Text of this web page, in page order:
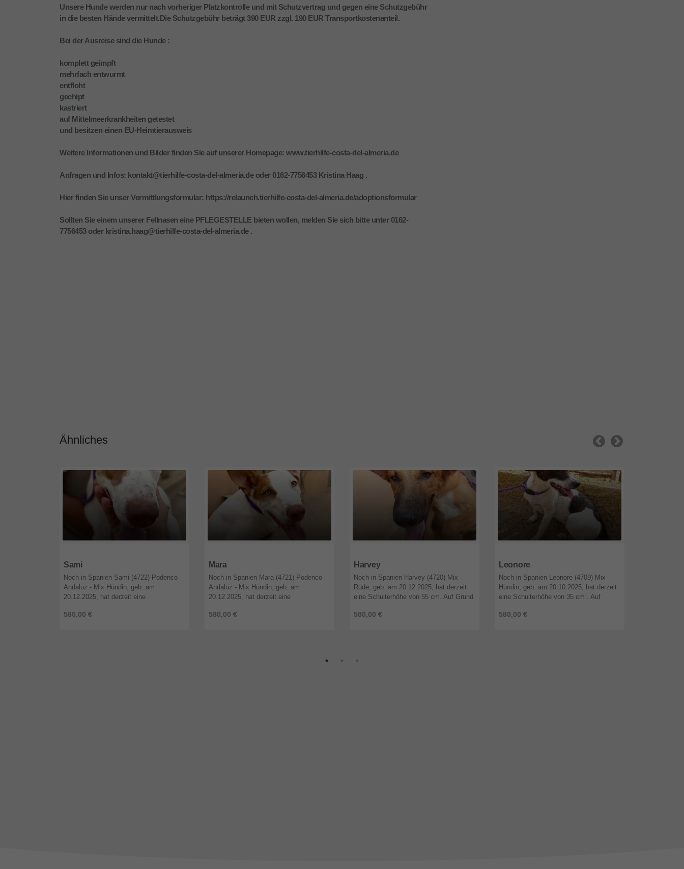
Unsere Hunde werden nur nach vorheriger Platzkontrolle und mit Schutzvertrag und gegen eine Schutzgebühr
in die besten Hände vermittelt.Die Schutzgebühr beträgt 390 EUR zzgl. 190 EUR Transportkostenanteil.
Bei der Ausreise sind die Hunde :
komplett geimpft
mehrfach entwurmt
entfloht
gechipt
kastriert
auf Mittelmeerkrankheiten getestet
und besitzen einen EU-Heimtierausweis
Weitere Informationen und Bilder finden Sie auf unserer Homepage: www.tierhilfe-costa-del-almeria.de
Anfragen und Infos: kontakt@tierhilfe-costa-del-almeria.de oder 0162-7756453 Kristina Haag .
Hier finden Sie unser Vermittlungsformular: https://relaunch.tierhilfe-costa-del-almeria.de/adoptionsformular
Sollten Sie einem unserer Fellnasen eine PFLEGESTELLE bieten wollen, melden Sie sich bitte unter 0162-
7756453 oder kristina.haag@tierhilfe-costa-del-almeria.de .
Ähnliches
Sami
580,00 €
Noch in Spanien Sami (4722) Podenco
Andaluz - Mix Hündin, geb. am
20.12.2025, hat derzeit eine
ihres Alters ist Sami noch nicht kastriert.
Mara
580,00 €
Noch in Spanien Mara (4721) Podenco
Andaluz - Mix Hündin, geb. am
20.12.2025, hat derzeit eine
ihres Alters ist Mara noch nicht kastriert.
Harvey
580,00 €
Noch in Spanien Harvey (4720) Mix
Rüde, geb. am 20.12.2025, hat derzeit
eine Schulterhöhe von 55 cm. Auf Grund
kastriert. Beschreibung : alte ...
Leonore
580,00 €
Noch in Spanien Leonore (4709) Mix
Hündin, geb. am 20.10.2025, hat derzeit
eine Schulterhöhe von 35 cm . Auf
kastriert. Beschreibung : a ...